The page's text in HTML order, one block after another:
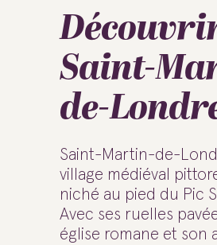
Saint-
de-
Saint-Martin-de-
village médiéval
niché au pied du Pic
Avec ses ruelles
église romane et son